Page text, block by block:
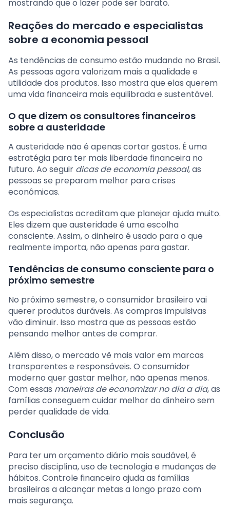
mostrando que o lazer pode ser barato.
Reações do mercado e especialistas
sobre a economia pessoal
As tendências de consumo estão mudando no Brasil.
As pessoas agora valorizam mais a qualidade e
utilidade dos produtos. Isso mostra que elas querem
uma vida financeira mais equilibrada e sustentável.
O que dizem os consultores financeiros
sobre a austeridade
A austeridade não é apenas cortar gastos. É uma
estratégia para ter mais liberdade financeira no
futuro. Ao seguir dicas de economia pessoal, as
pessoas se preparam melhor para crises
econômicas.
Os especialistas acreditam que planejar ajuda muito.
Eles dizem que austeridade é uma escolha
consciente. Assim, o dinheiro é usado para o que
realmente importa, não apenas para gastar.
Tendências de consumo consciente para o
próximo semestre
No próximo semestre, o consumidor brasileiro vai
querer produtos duráveis. As compras impulsivas
vão diminuir. Isso mostra que as pessoas estão
pensando melhor antes de comprar.
Além disso, o mercado vê mais valor em marcas
transparentes e responsáveis. O consumidor
moderno quer gastar melhor, não apenas menos.
Com essas maneiras de economizar no dia a dia, as
famílias conseguem cuidar melhor do dinheiro sem
perder qualidade de vida.
Conclusão
Para ter um orçamento diário mais saudável, é
preciso disciplina, uso de tecnologia e mudanças de
hábitos. Controle financeiro ajuda as famílias
brasileiras a alcançar metas a longo prazo com
mais segurança.